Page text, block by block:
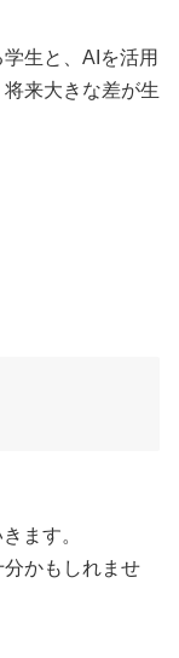
生と、AIを活用
来大きな差が生
ます。
かもしれませ